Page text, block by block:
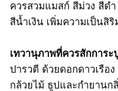
ควรสวมแมสก์ สีม่วง สีดำ
สีน้ำเงิน เพิ่มความเป็นสิ
เทวานุภาพที่ควรสักการะ
ปารวตี ด้วยดอกดาวเรือ
กล้วยไม้ ธูปและกำยาน